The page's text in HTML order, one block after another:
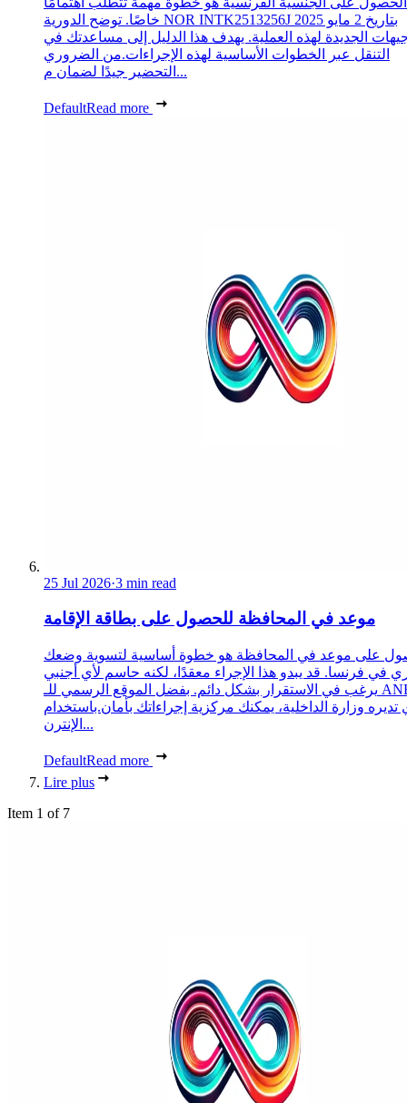
خاصًا. توضح الدورية NOR INTK2513256J بتاريخ 2 مايو 2025
الجديدة لهذه العملية. يهدف هذا الدليل إلى مساعدتك في
التنقل عبر الخطوات الأساسية لهذه الإجراءات.من الضروري
التحضير جيدًا لضمان م...
DefaultRead more
25 Jul 2026·3 min read
موعد في المحافظة للحصول على بطاقة الإقامة
على موعد في المحافظة هو خطوة أساسية لتسوية وضعك
في فرنسا. قد يبدو هذا الإجراء معقدًا، لكنه حاسم لأي أجنبي
يرغب في الاستقرار بشكل دائم. بفضل الموقع الرسمي للـ ANEF،
تديره وزارة الداخلية، يمكنك مركزية إجراءاتك بأمان.باستخدام
الإنترن...
DefaultRead more
Lire plus
Item 1 of 7